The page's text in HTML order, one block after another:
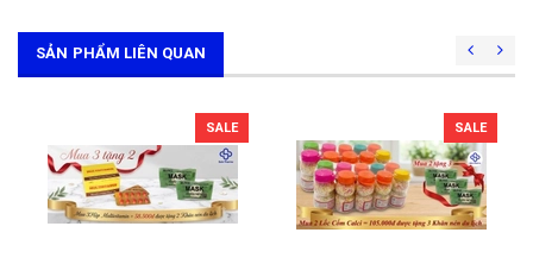
SẢN PHẨM LIÊN QUAN
SALE SALE